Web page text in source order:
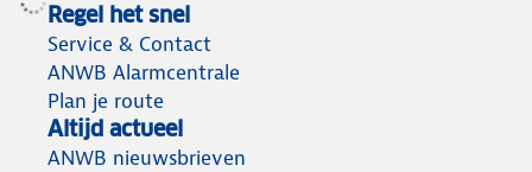
Regel het snel
Service & Contact
ANWB Alarmcentrale
Plan je route
Altijd actueel
ANWB nieuwsbrieven